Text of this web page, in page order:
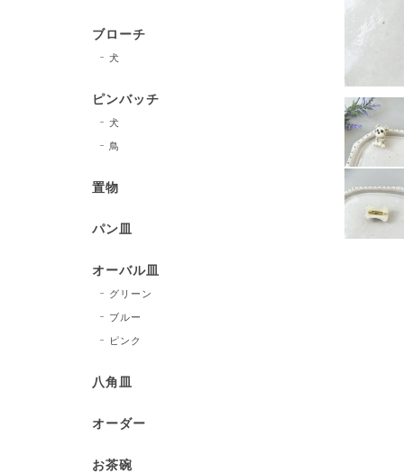
ブローチ
犬
ピンバッチ
犬
鳥
置物
パン皿
オーバル皿
グリーン
ブルー
ピンク
八角皿
オーダー
お茶碗